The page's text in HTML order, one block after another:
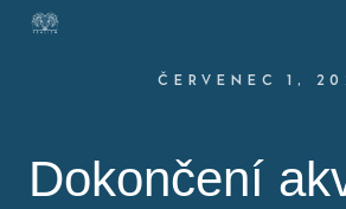
ČERVENEC 1,
Dokončení